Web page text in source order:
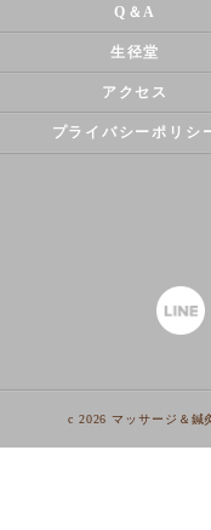
Q＆A
生径堂
アクセス
プライバシーポリシ
c 2026 マッサージ＆鍼